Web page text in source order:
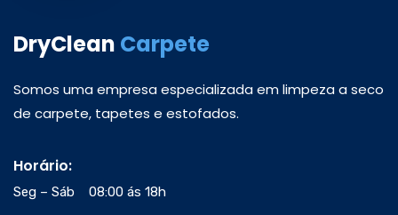
DryClean Carpete
Somos uma empresa especializada em limpeza a seco
de carpete, tapetes e estofados.
Horário:
Seg – Sáb 08:00 ás 18h